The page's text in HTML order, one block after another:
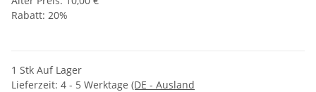
Rabatt: 20%
1 Stk Auf Lager
Lieferzeit: 4 - 5 Werktage (DE - Ausland